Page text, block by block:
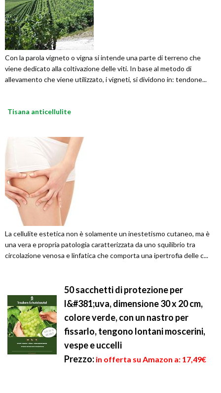
Con la parola vigneto o vigna si intende una parte di terreno che
viene dedicato alla coltivazione delle viti. In base al metodo di
allevamento che viene utilizzato, i vigneti, si dividono in: tendone...
Tisana anticellulite
La cellulite estetica non è solamente un inestetismo cutaneo, ma è
una vera e propria patologia caratterizzata da uno squilibrio tra
circolazione venosa e linfatica che comporta una ipertrofia delle c...
50 sacchetti di protezione per
l&#381;uva, dimensione 30 x 20 cm,
colore verde, con un nastro per
fissarlo, tengono lontani moscerini,
vespe e uccelli
Prezzo: in offerta su Amazon a: 17,49€